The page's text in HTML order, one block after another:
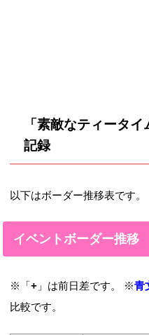
「素敵なティータ
記録
以下はボーダー推移表です。
イベントボーダー推移
※「+ 」は前日差です。 ※青
比較です。